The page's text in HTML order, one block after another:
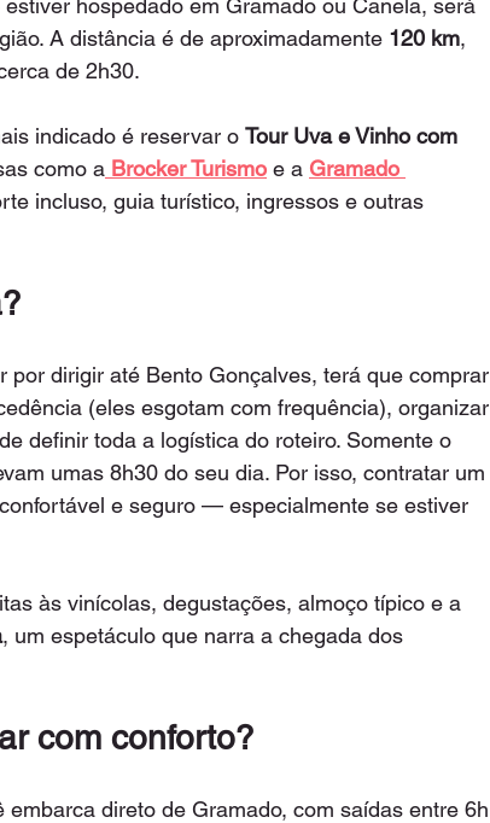
hospedado em Gramado ou Canela, será
A distância é de aproximadamente 120 km,
de 2h30.
indicado é reservar o Tour Uva e Vinho com
como a Brocker Turismo e a Gramado
incluso, guia turístico, ingressos e outras
por dirigir até Bento Gonçalves, terá que comprar
(eles esgotam com frequência), organizar
definir toda a logística do roteiro. Somente o
umas 8h30 do seu dia. Por isso, contratar um
e seguro — especialmente se estiver
às vinícolas, degustações, almoço típico e a
, um espetáculo que narra a chegada dos
com conforto?
direto de Gramado, com saídas entre 6h